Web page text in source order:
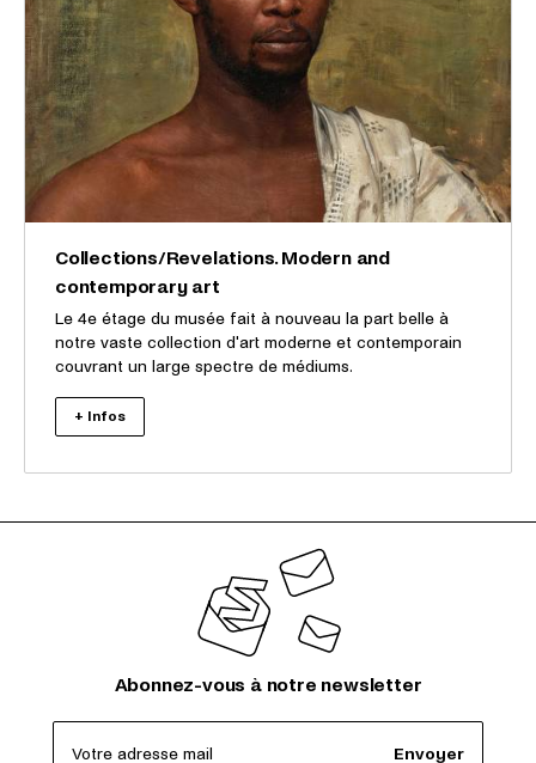
Collections/Revelations. Modern and
contemporary art
Le 4e étage du musée fait à nouveau la part belle à
notre vaste collection d'art moderne et contemporain
couvrant un large spectre de médiums.
+ Infos
Abonnez-vous à notre newsletter
Votre adresse mail Envoyer